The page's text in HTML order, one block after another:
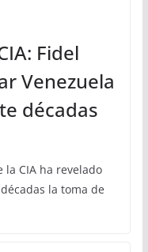
Fidel
Venezuela
décadas
la CIA ha revelado
la toma de